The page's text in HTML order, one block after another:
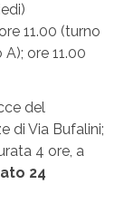
11.00 (turno
ore 11.00
del
di Via Bufalini;
4 ore, a
24